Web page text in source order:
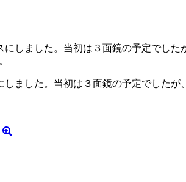
ました。当初は３面鏡の予定でしたが、